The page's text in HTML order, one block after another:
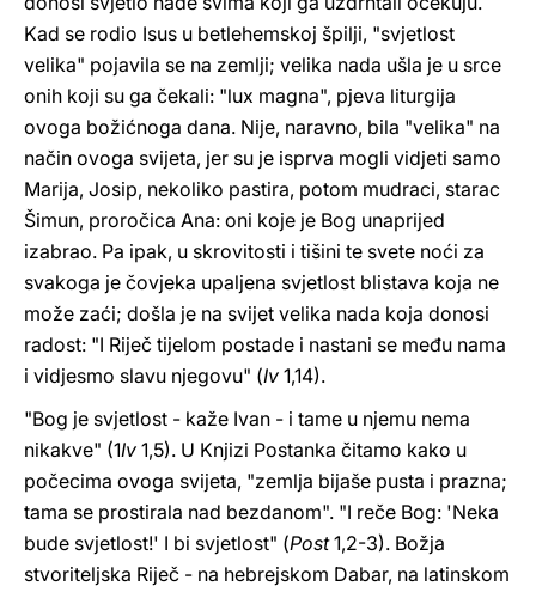
Kad se rodio Isus u betlehemskoj špilji, "svjetlost
velika" pojavila se na zemlji; velika nada ušla je u srce
onih koji su ga čekali: "lux magna", pjeva liturgija
ovoga božićnoga dana. Nije, naravno, bila "velika" na
način ovoga svijeta, jer su je isprva mogli vidjeti samo
Marija, Josip, nekoliko pastira, potom mudraci, starac
Šimun, proročica Ana: oni koje je Bog unaprijed
izabrao. Pa ipak, u skrovitosti i tišini te svete noći za
svakoga je čovjeka upaljena svjetlost blistava koja ne
može zaći; došla je na svijet velika nada koja donosi
radost: "I Riječ tijelom postade i nastani se među nama
i vidjesmo slavu njegovu" (Iv 1,14).
"Bog je svjetlost - kaže Ivan - i tame u njemu nema
nikakve" (1Iv 1,5). U Knjizi Postanka čitamo kako u
počecima ovoga svijeta, "zemlja bijaše pusta i prazna;
tama se prostirala nad bezdanom". "I reče Bog: 'Neka
bude svjetlost!' I bi svjetlost" (Post1,2-3). Božja
stvoriteljska Riječ - na hebrejskom Dabar, na latinskom